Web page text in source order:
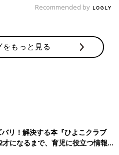
Recommended by
をもっと見る
リ！解決する本『ひよこクラブ
になるまで、育児に役立つ情報が